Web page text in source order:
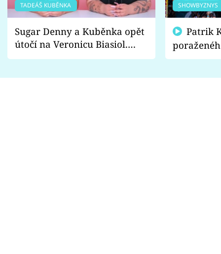
TADEÁŠ KUBĚNKA
Sugar Denny a Kuběnka opět
útočí na Veronicu Biasiol.
Proč je podle nich falešná a
SHOWBYZNYS
fanoušci